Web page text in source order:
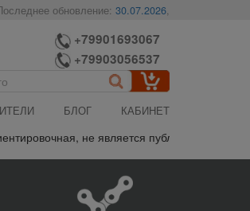
обновление:30.07.2026,
+79901693067
+79903056537
БЛОГ КАБИНЕТ
не является публичной офертой,